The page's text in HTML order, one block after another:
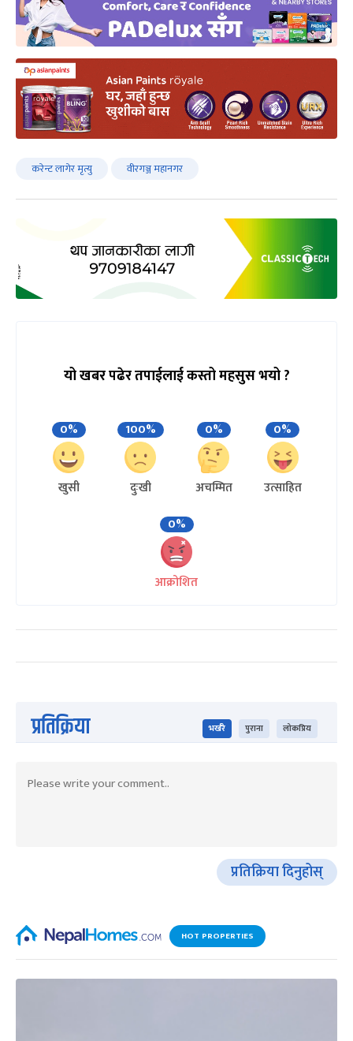
करेन्ट लागेर मृत्यु वीरगञ्ज महानगर
यो खबर पढेर तपाईलाई कस्तो महसुस भयो ?
0%
खुसी
100%
दुःखी
0%
अचम्मित
0%
उत्साहित
0%
आक्रोशित
प्रतिक्रिया भर्खरै पुराना लोकप्रिय
प्रतिक्रिया दिनुहोस्
HOT PROPERTIES